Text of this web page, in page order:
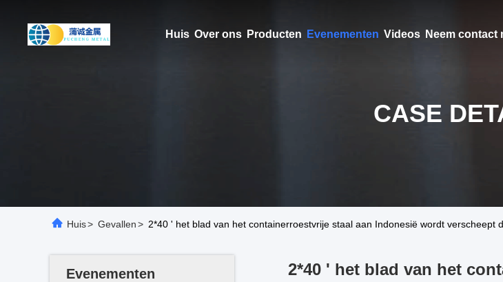
Huis Over ons Producten Evenementen Videos Neem contact
CASE
Huis> Gevallen> 2*40 ' het blad van het containerroestvrije staal aan Indonesië wordt verscheept
Evenementen
2*40 ' het blad van het